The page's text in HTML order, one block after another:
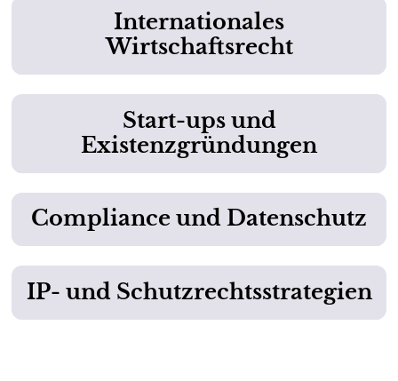
Internationales
Wirtschaftsrecht
Start-ups und
Existenzgründungen
Compliance und Datenschutz
IP- und Schutzrechtsstrategien